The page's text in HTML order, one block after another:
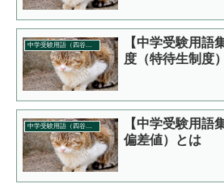
【中学受験用語
度（特待生制度
【中学受験用語
偏差値）とは